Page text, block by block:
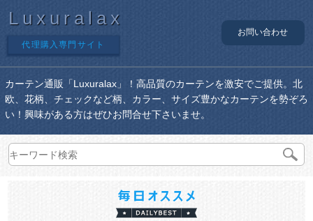
Luxuralax
代理購入専門サイト
お問い合わせ
カーテン通販「Luxuralax」！高品質のカーテンを激安でご提供。北
欧、花柄、チェックなど柄、カラー、サイズ豊かなカーテンを勢ぞろ
い！興味がある方はぜひお問合せ下さいませ。